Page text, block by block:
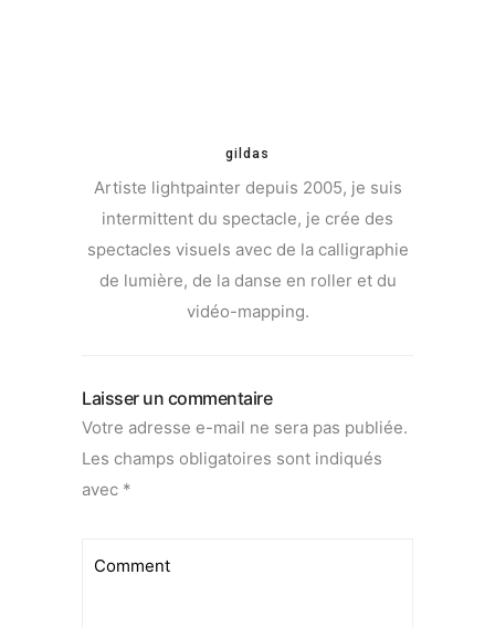
gildas
Artiste lightpainter depuis 2005, je suis
intermittent du spectacle, je crée des
spectacles visuels avec de la calligraphie
de lumière, de la danse en roller et du
vidéo-mapping.
Laisser un commentaire
Votre adresse e-mail ne sera pas publiée.
Les champs obligatoires sont indiqués
avec *